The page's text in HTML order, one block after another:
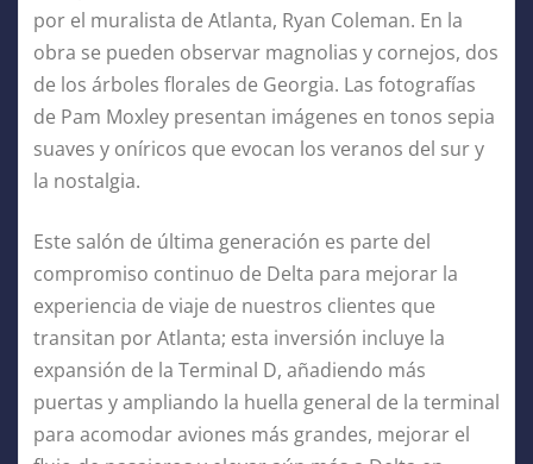
por el muralista de Atlanta, Ryan Coleman. En la
obra se pueden observar magnolias y cornejos, dos
de los árboles florales de Georgia. Las fotografías
de Pam Moxley presentan imágenes en tonos sepia
suaves y oníricos que evocan los veranos del sur y
la nostalgia.
Este salón de última generación es parte del
compromiso continuo de Delta para mejorar la
experiencia de viaje de nuestros clientes que
transitan por Atlanta; esta inversión incluye la
expansión de la Terminal D, añadiendo más
puertas y ampliando la huella general de la terminal
para acomodar aviones más grandes, mejorar el